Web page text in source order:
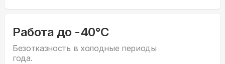
Работа до -40°С
Безотказность в холодные периоды
года.